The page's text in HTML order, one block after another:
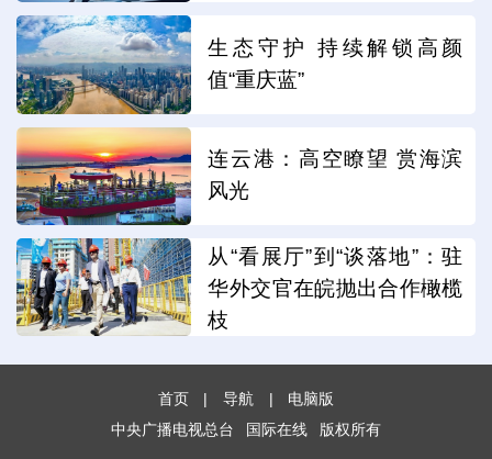
生态守护 持续解锁高颜
值“重庆蓝”
连云港：高空瞭望 赏海滨
风光
从“看展厅”到“谈落地”：驻
华外交官在皖抛出合作橄榄
枝
首页 | 导航 |
电脑版
中央广播电视总台
国际在线 版权所有